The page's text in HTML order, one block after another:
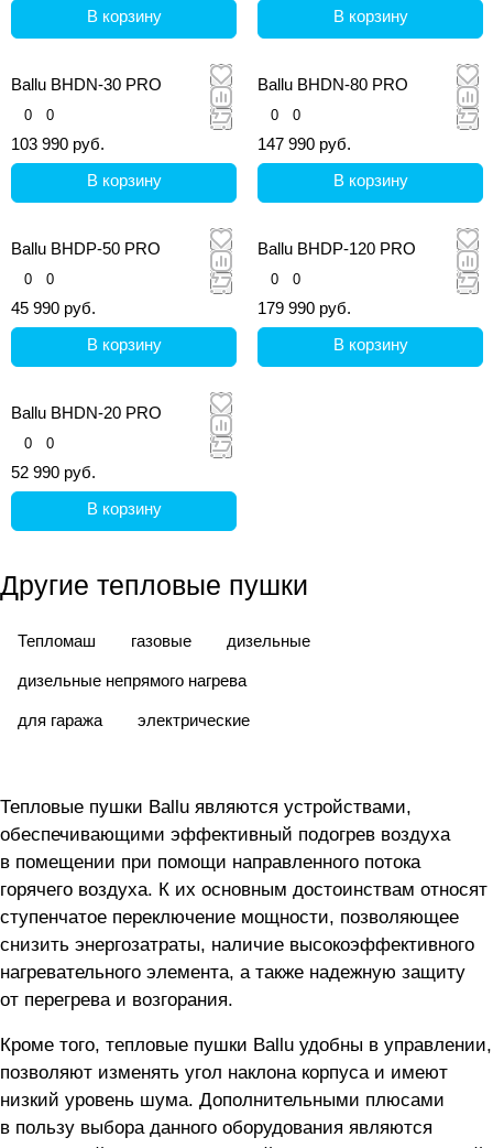
В корзину В корзину
Ballu BHDN-30 PRO
0 0
103 990 руб.
В корзину
Ballu BHDN-80 PRO
0 0
147 990 руб.
В корзину
Ballu BHDP-50 PRO
0 0
45 990 руб.
В корзину
Ballu BHDP-120 PRO
0 0
179 990 руб.
В корзину
Ballu BHDN-20 PRO
0 0
52 990 руб.
В корзину
Другие тепловые пушки
Тепломаш газовые дизельные
дизельные непрямого нагрева
для гаража электрические
Тепловые пушки Ballu являются устройствами,
обеспечивающими эффективный подогрев воздуха
в помещении при помощи направленного потока
горячего воздуха. К их основным достоинствам относят
ступенчатое переключение мощности, позволяющее
снизить энергозатраты, наличие высокоэффективного
нагревательного элемента, а также надежную защиту
от перегрева и возгорания.
Кроме того, тепловые пушки Ballu удобны в управлении,
позволяют изменять угол наклона корпуса и имеют
низкий уровень шума. Дополнительными плюсами
в пользу выбора данного оборудования являются